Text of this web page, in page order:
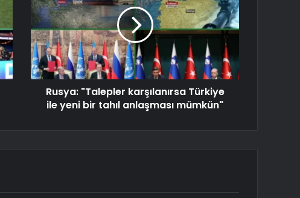
Rusya: "Talepler karşılanırsa Türkiye
ile yeni bir tahıl anlaşması mümkün"